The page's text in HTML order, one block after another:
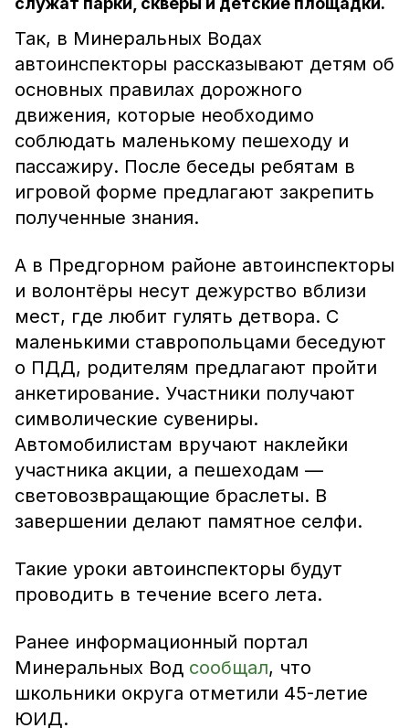
Так, в Минеральных Водах
автоинспекторы рассказывают детям об
основных правилах дорожного
движения, которые необходимо
соблюдать маленькому пешеходу и
пассажиру. После беседы ребятам в
игровой форме предлагают закрепить
полученные знания.
А в Предгорном районе автоинспекторы
и волонтёры несут дежурство вблизи
мест, где любит гулять детвора. С
маленькими ставропольцами беседуют
о ПДД, родителям предлагают пройти
анкетирование. Участники получают
символические сувениры.
Автомобилистам вручают наклейки
участника акции, а пешеходам —
световозвращающие браслеты. В
завершении делают памятное селфи.
Такие уроки автоинспекторы будут
проводить в течение всего лета.
Ранее информационный портал
Минеральных Вод сообщал, что
школьники округа отметили 45-летие
ЮИД.